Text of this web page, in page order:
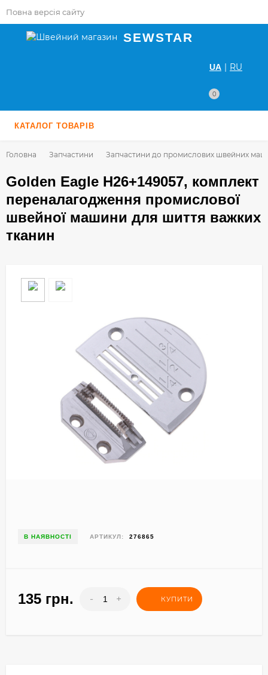
Повна версія сайту
UA | RU
0
SEWSTAR
КАТАЛОГ ТОВАРІВ
Головна Запчастини Запчастини до промислових швейних
Golden Eagle H26+149057, комплект
переналагодження промислової
швейної машини для шиття важких
тканин
В НАЯВНОСТІ АРТИКУЛ: 276865
135 грн. - + КУПИТИ